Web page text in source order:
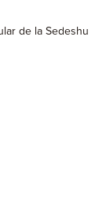
de la Sedeshu